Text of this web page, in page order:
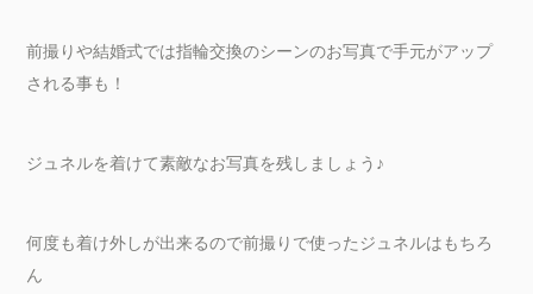
前撮りや結婚式では指輪交換のシーンのお写真で手元がアップ
される事も！
ジュネルを着けて素敵なお写真を残しましょう♪
何度も着け外しが出来るので前撮りで使ったジュネルはもちろ
ん